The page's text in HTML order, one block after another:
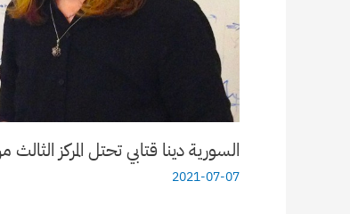
السورية دينا قتابي تحتل المركز الثالث
2021-07-07